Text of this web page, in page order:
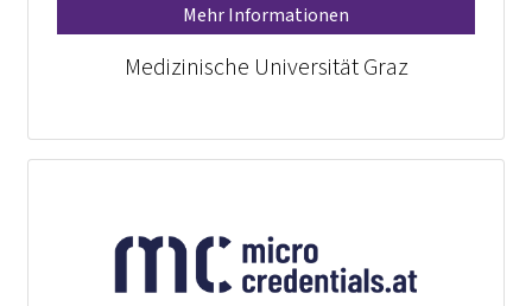
Mehr Informationen
Medizinische Universität Graz